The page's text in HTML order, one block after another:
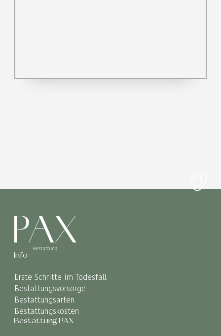
Info
Erste Schritte im Todesfall
Bestattungsvorsorge
Bestattungsarten
Bestattungskosten
Bestattung PAX